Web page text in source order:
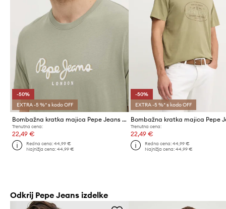
-50%
EXTRA -5 %* s kodo OFF
Bombažna kratka majica Pepe Jeans ABEL
Trenutna cena:
22,49 €
Redna cena:44,99 €
Najnižja cena:44,99 €
-50%
EXTRA -5 %* s kodo OFF
Trenutna cena:
22,49 €
Redna cena: 44,99 €
Najnižja cena: 44,99 €
Odkrij Pepe Jeans izdelke